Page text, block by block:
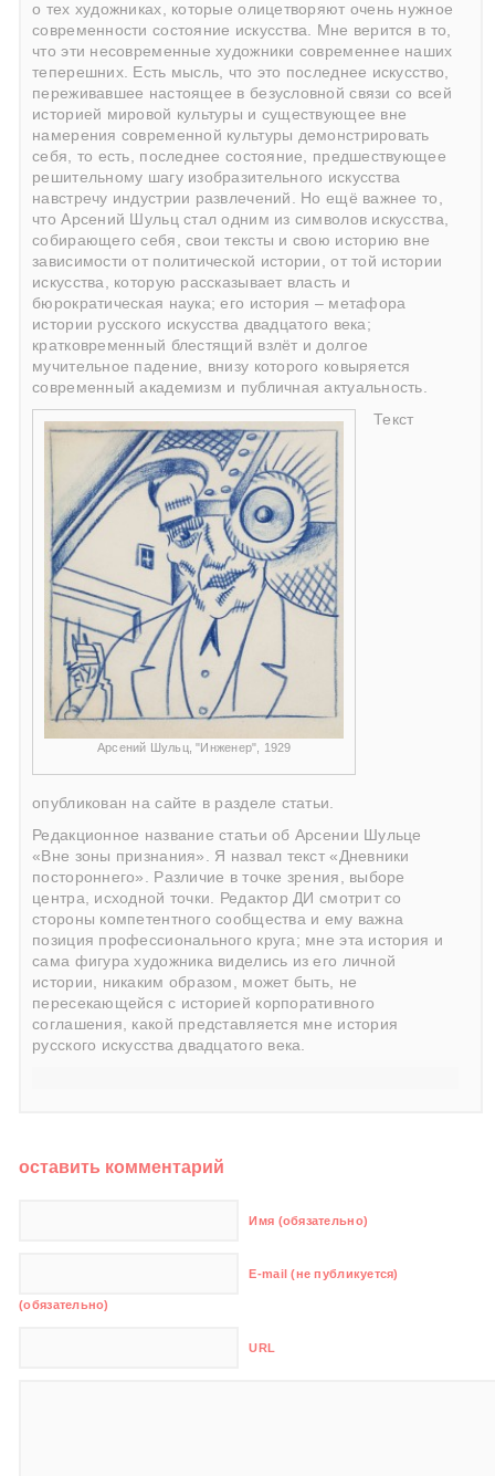
о тех художниках, которые олицетворяют очень нужное
современности состояние искусства. Мне верится в то,
что эти несовременные художники современнее наших
теперешних. Есть мысль, что это последнее искусство,
переживавшее настоящее в безусловной связи со всей
историей мировой культуры и существующее вне
намерения современной культуры демонстрировать
себя, то есть, последнее состояние, предшествующее
решительному шагу изобразительного искусства
навстречу индустрии развлечений. Но ещё важнее то,
что Арсений Шульц стал одним из символов искусства,
собирающего себя, свои тексты и свою историю вне
зависимости от политической истории, от той истории
искусства, которую рассказывает власть и
бюрократическая наука; его история – метафора
истории русского искусства двадцатого века;
кратковременный блестящий взлёт и долгое
мучительное падение, внизу которого ковыряется
современный академизм и публичная актуальность.
Арсений Шульц, "Инженер", 1929
Текст
опубликован на сайте в разделе статьи.
Редакционное название статьи об Арсении Шульце
«Вне зоны признания». Я назвал текст «Дневники
постороннего». Различие в точке зрения, выборе
центра, исходной точки. Редактор ДИ смотрит со
стороны компетентного сообщества и ему важна
позиция профессионального круга; мне эта история и
сама фигура художника виделись из его личной
истории, никаким образом, может быть, не
пересекающейся с историей корпоративного
соглашения, какой представляется мне история
русского искусства двадцатого века.
оставить комментарий
Имя (обязательно)
E-mail (не публикуется)
(обязательно)
URL